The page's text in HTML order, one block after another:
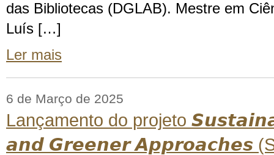
das Bibliotecas (DGLAB). Mestre em
Luís […]
Ler mais
6 de Março de 2025
Lançamento do projeto
𝙖𝙣𝙙 𝙂𝙧𝙚𝙚𝙣𝙚𝙧 𝘼𝙥𝙥𝙧𝙤𝙖𝙘𝙝𝙚𝙨